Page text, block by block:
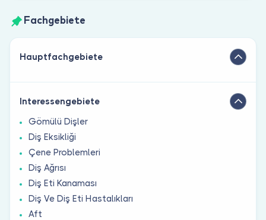
Fachgebiete
Hauptfachgebiete
Interessengebiete
Gömülü Dişler
Diş Eksikliği
Çene Problemleri
Diş Ağrısı
Diş Eti Kanaması
Diş Ve Diş Eti Hastalıkları
Aft